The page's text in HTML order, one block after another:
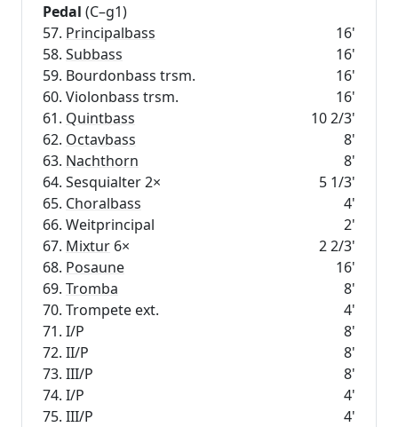
Pedal (C–g1)
57. Principalbass
16'
58. Subbass
16'
59. Bourdonbass trsm.
16'
60. Violonbass trsm.
16'
61. Quintbass
10 2/3'
62. Octavbass
8'
63. Nachthorn
8'
64. Sesquialter 2×
5 1/3'
65. Choralbass
4'
66. Weitprincipal
2'
67. Mixtur 6×
2 2/3'
68. Posaune
16'
69. Tromba
8'
70. Trompete ext.
4'
71. I/P
8'
72. II/P
8'
73. III/P
8'
74. I/P
4'
75. III/P
4'